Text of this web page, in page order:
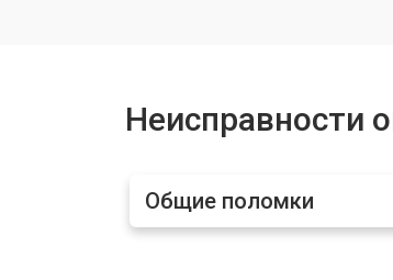
Смещение линз
Неисправности
Общие поломки